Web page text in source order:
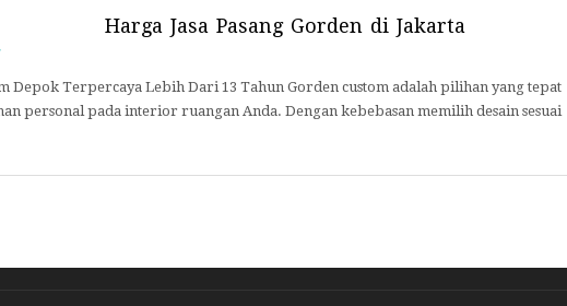
Harga Jasa Pasang Gorden di Jakarta
Depok Terpercaya Lebih Dari 13 Tahun Gorden custom adalah pilihan yang tepat
personal pada interior ruangan Anda. Dengan kebebasan memilih desain sesuai